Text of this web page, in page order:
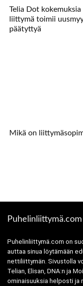
Telia Dot kokemuksia
liittymä toimii
päätyttyä
Mikä on
Puhelinliittymä.com
Puhelinliittymä.com on
auttaa sinua löytämään
nettiliittymän. Sivustolla
Telian, Elisan, DNA:n ja
ominaisuuksia helposti ja